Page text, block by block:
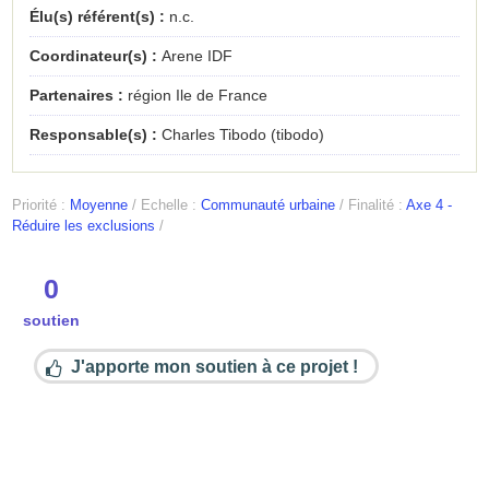
Élu(s) référent(s) : n.c.
Coordinateur(s) :Arene IDF
Partenaires : région Ile de France
Responsable(s) :Charles Tibodo (tibodo)
Priorité : Moyenne / Echelle :Communauté urbaine / Finalité :Axe 4 -
Réduire les exclusions /
0
soutien
J'apporte mon soutien à ce projet !